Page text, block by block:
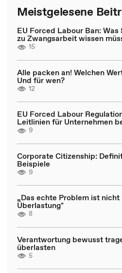
Meistgelesene
EU Forced Labour Ban:
zu Zwangsarbeit wissen
15
Alle packen an! Welchen
Und für wen?
12
EU Forced Labour
Leitlinien für Unternehmen
9
Corporate Citizenship:
Beispiele
9
„Das echte Problem ist nicht
Überlastung"
8
Verantwortung bewusst
überlasten
5